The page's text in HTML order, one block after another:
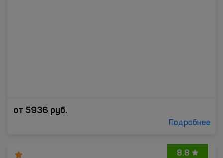
от 5936 руб.
Подробнее
8.8